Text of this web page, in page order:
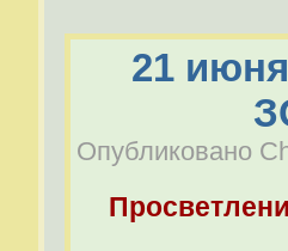
21
Опубликовано